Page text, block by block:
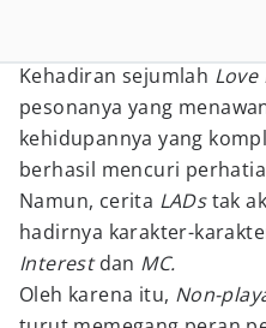
Kehadiran sejumlah
pesonanya yang
kehidupannya yang
berhasil mencuri
Namun, cerita LADstak
hadirnya karakter-
Interestdan MC.
Oleh karena itu, Non-